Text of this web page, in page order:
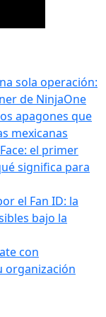
sola operación:
de NinjaOne
apagones que
mexicanas
el primer
significa para
el Fan ID: la
bajo la
con
organización